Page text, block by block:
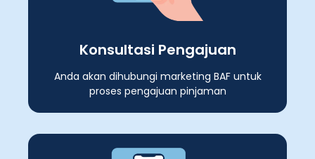
Konsultasi Pengajuan
Anda akan dihubungi marketing BAF untuk
proses pengajuan pinjaman